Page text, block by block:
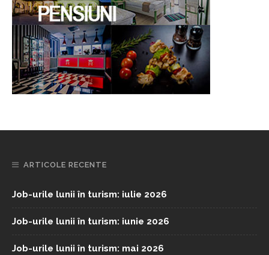
ARTICOLE RECENTE
Job-urile lunii în turism: iulie 2026
Job-urile lunii în turism: iunie 2026
Job-urile lunii în turism: mai 2026